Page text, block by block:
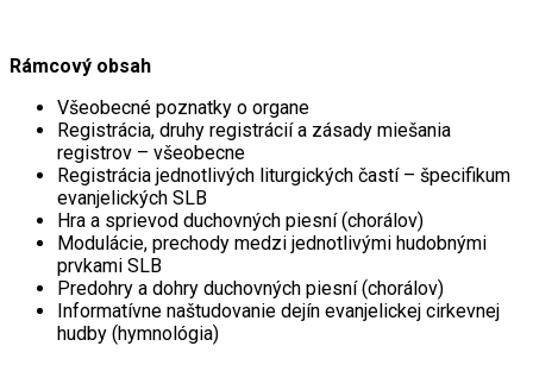
Rámcový obsah
Všeobecné poznatky o organe
Registrácia, druhy registrácií a zásady miešania
registrov – všeobecne
Registrácia jednotlivých liturgických častí – špecifikum
evanjelických SLB
Hra a sprievod duchovných piesní (chorálov)
Modulácie, prechody medzi jednotlivými hudobnými
prvkami SLB
Predohry a dohry duchovných piesní (chorálov)
Informatívne naštudovanie dejín evanjelickej cirkevnej
hudby (hymnológia)